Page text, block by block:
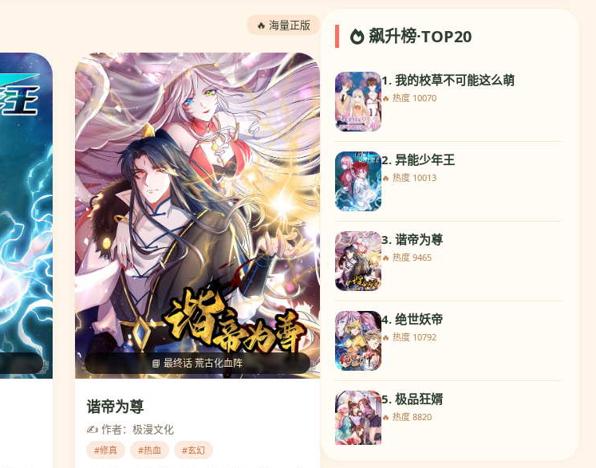
🔥 海量正版
📘 最终话 荒古化血阵
谐帝为尊
✍️ 作者：极漫文化
#修真 #热血 #玄幻
飙升榜·TOP20
1. 我的校草不可能这么萌
🔥 热度 10070
2. 异能少年王
🔥 热度 10013
3. 谐帝为尊
🔥 热度 9465
4. 绝世妖帝
🔥 热度 10792
5. 极品狂婿
🔥 热度 8820